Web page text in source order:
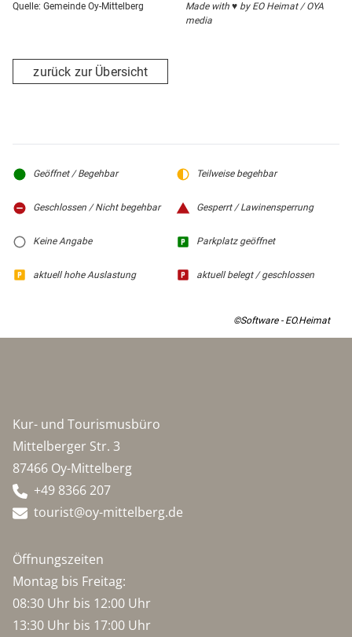
Quelle: Gemeinde Oy-Mittelberg
Made with ♥ by EO Heimat / OYA
media
zurück zur Übersicht
Geöffnet / Begehbar Teilweise begehbar
Geschlossen / Nicht begehbar Gesperrt / Lawinensperrung
Keine Angabe Parkplatz geöffnet
aktuell hohe Auslastung aktuell belegt / geschlossen
©Software - EO.Heimat
Kur- und Tourismusbüro
Mittelberger Str. 3
87466 Oy-Mittelberg
+49 8366 207
tourist@oy-mittelberg.de
Öffnungszeiten
Montag bis Freitag:
08:30 Uhr bis 12:00 Uhr
13:30 Uhr bis 17:00 Uhr